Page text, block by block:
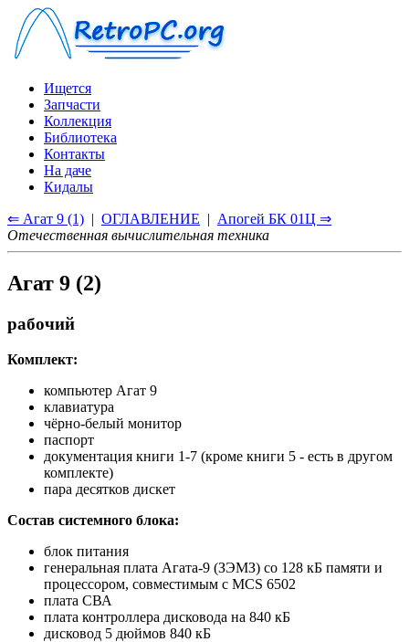
Ищется
Запчасти
Коллекция
Библиотека
Контакты
На даче
Кидалы
⇐ Агат 9 (1) | ОГЛАВЛЕНИЕ | Апогей БК 01Ц ⇒
Отечественная вычислительная техника
Агат 9 (2)
рабочий
Комплект:
компьютер Агат 9
клавиатура
чёрно-белый монитор
паспорт
документация книги 1-7 (кроме книги 5 - есть в другом
комплекте)
пара десятков дискет
Состав системного блока:
блок питания
генеральная плата Агата-9 (ЗЭМЗ) со 128 кБ памяти и
процессором, совместимым с MCS 6502
плата СВА
плата контроллера дисковода на 840 кБ
дисковод 5 дюймов 840 кБ